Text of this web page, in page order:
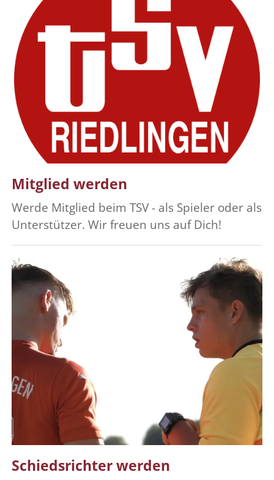
Mitglied werden
Werde Mitglied beim TSV - als Spieler oder als
Unterstützer. Wir freuen uns auf Dich!
Schiedsrichter werden